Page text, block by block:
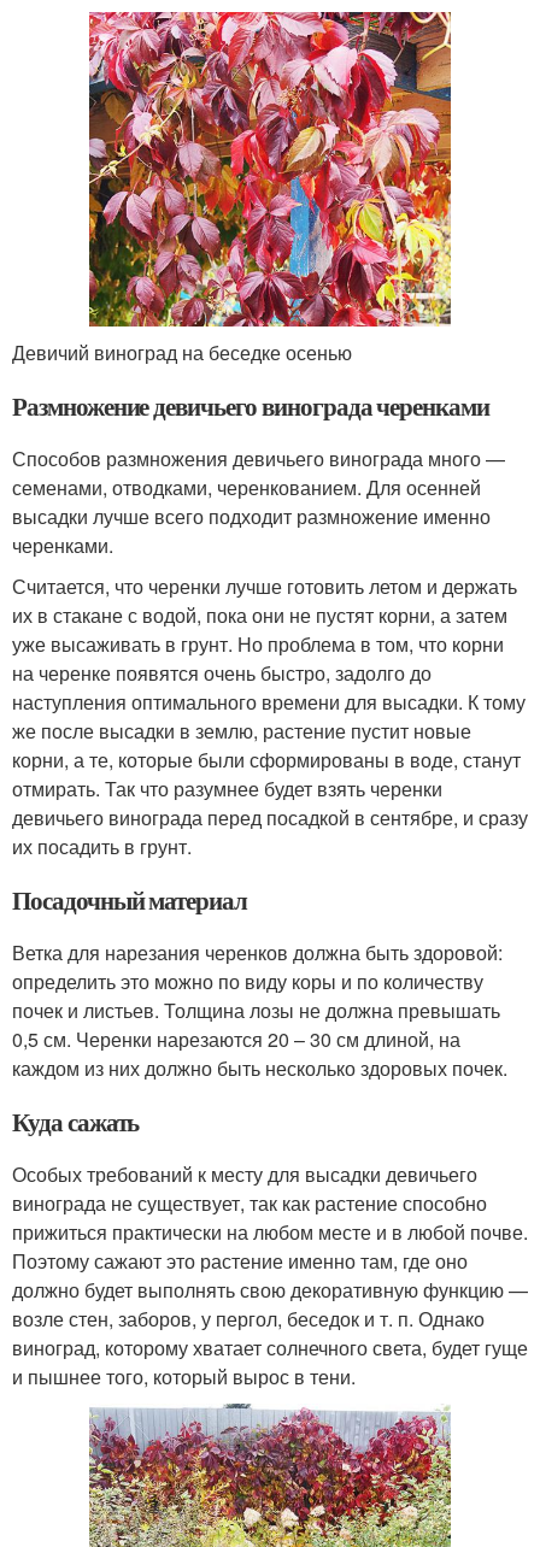
Девичий виноград на беседке осенью
Размножение девичьего винограда черенками
Способов размножения девичьего винограда много —
семенами, отводками, черенкованием. Для осенней
высадки лучше всего подходит размножение именно
черенками.
Считается, что черенки лучше готовить летом и держать
их в стакане с водой, пока они не пустят корни, а затем
уже высаживать в грунт. Но проблема в том, что корни
на черенке появятся очень быстро, задолго до
наступления оптимального времени для высадки. К тому
же после высадки в землю, растение пустит новые
корни, а те, которые были сформированы в воде, станут
отмирать. Так что разумнее будет взять черенки
девичьего винограда перед посадкой в сентябре, и сразу
их посадить в грунт.
Посадочный материал
Ветка для нарезания черенков должна быть здоровой:
определить это можно по виду коры и по количеству
почек и листьев. Толщина лозы не должна превышать
0,5 см. Черенки нарезаются 20 – 30 см длиной, на
каждом из них должно быть несколько здоровых почек.
Куда сажать
Особых требований к месту для высадки девичьего
винограда не существует, так как растение способно
прижиться практически на любом месте и в любой почве.
Поэтому сажают это растение именно там, где оно
должно будет выполнять свою декоративную функцию —
возле стен, заборов, у пергол, беседок и т. п. Однако
виноград, которому хватает солнечного света, будет гуще
и пышнее того, который вырос в тени.